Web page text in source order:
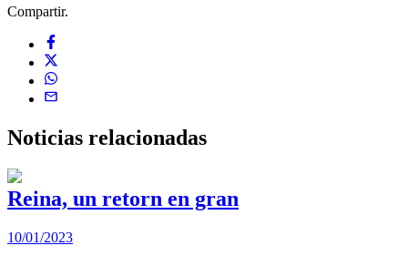
Compartir.
Noticias relacionadas
Reina, un retorn en gran
10/01/2023